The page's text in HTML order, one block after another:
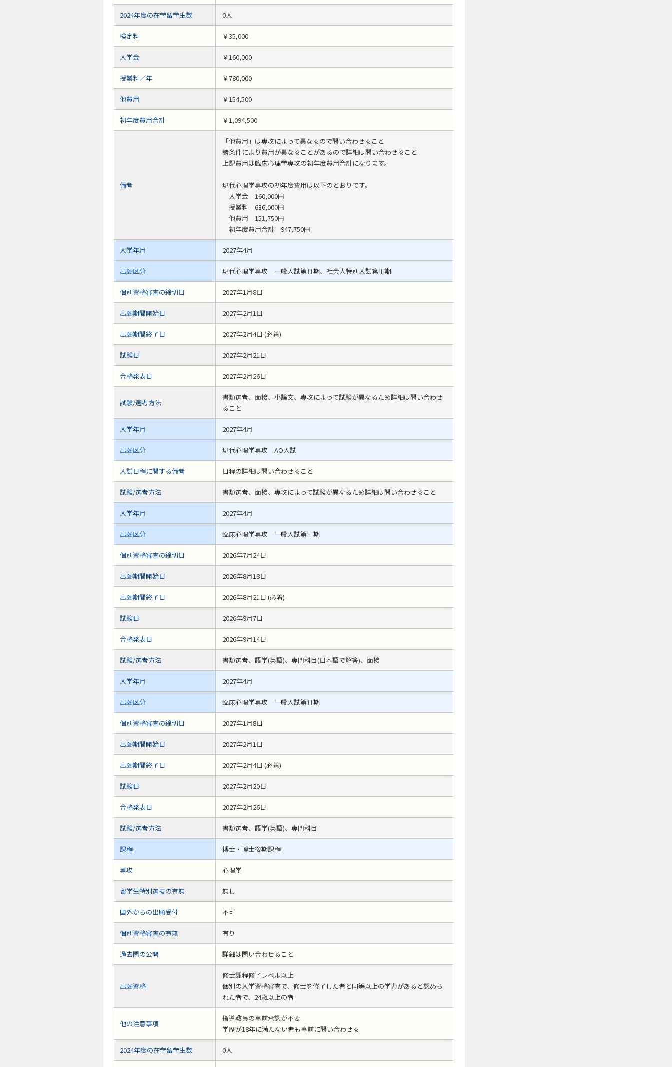
2024年度の在学留学生数 0人
検定料 ￥35,000
入学金 ￥160,000
授業料／年 ￥780,000
他費用 ￥154,500
初年度費用合計 ￥1,094,500
備考
「他費用」は専攻によって異なるので問い合わせること
諸条件により費用が異なることがあるので詳細は問い合わせること
上記費用は臨床心理学専攻の初年度費用合計になります。
現代心理学専攻の初年度費用は以下のとおりです。
入学金 160,000円
授業料 636,000円
他費用 151,750円
初年度費用合計 947,750円
入学年月 2027年4月
出願区分 現代心理学専攻 一般入試第Ⅲ期、社会人特別入試第Ⅲ期
個別資格審査の締切日 2027年1月8日
出願期間開始日 2027年2月1日
出願期間終了日 2027年2月4日 (必着)
試験日 2027年2月21日
合格発表日 2027年2月26日
試験/選考方法
書類選考、面接、小論文、専攻によって試験が異なるため詳細は問い合わせ
ること
入学年月 2027年4月
出願区分 現代心理学専攻 AO入試
入試日程に関する備考 日程の詳細は問い合わせること
試験/選考方法 書類選考、面接、専攻によって試験が異なるため詳細は問い合わせること
入学年月 2027年4月
出願区分 臨床心理学専攻 一般入試第Ⅰ期
個別資格審査の締切日 2026年7月24日
出願期間開始日 2026年8月18日
出願期間終了日 2026年8月21日 (必着)
試験日 2026年9月7日
合格発表日 2026年9月14日
試験/選考方法 書類選考、語学(英語)、専門科目(日本語で解答)、面接
入学年月 2027年4月
出願区分 臨床心理学専攻 一般入試第Ⅲ期
個別資格審査の締切日 2027年1月8日
出願期間開始日 2027年2月1日
出願期間終了日 2027年2月4日 (必着)
試験日 2027年2月20日
合格発表日 2027年2月26日
試験/選考方法 書類選考、語学(英語)、専門科目
課程 博士・博士後期課程
専攻 心理学
留学生特別選抜の有無 無し
国外からの出願受付 不可
個別資格審査の有無 有り
過去問の公開 詳細は問い合わせること
出願資格
修士課程修了レベル以上
個別の入学資格審査で、修士を修了した者と同等以上の学力があると認めら
れた者で、24歳以上の者
他の注意事項
指導教員の事前承認が不要
学歴が18年に満たない者も事前に問い合わせる
2024年度の在学留学生数 0人